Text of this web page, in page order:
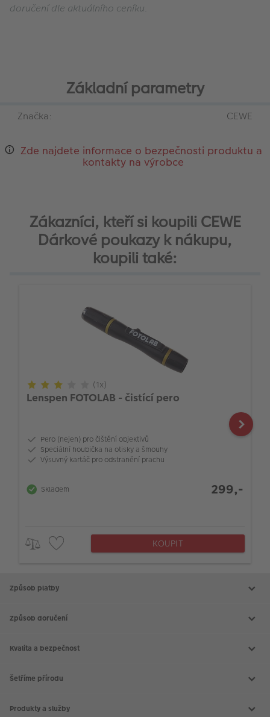
doručení dle aktuálního ceníku.
Základní parametry
Značka: CEWE
Zde najdete informace o bezpečnosti produktu a
kontakty na výrobce
Zákazníci, kteří si koupili CEWE
Dárkové poukazy k nákupu,
koupili také:
(1x)
Lenspen FOTOLAB - čistící pero
Pero (nejen) pro čištění objektivů
Speciální houbička na otisky a šmouhy
Výsuvný kartáč pro odstranění prachu
Skladem 299,-
KOUPIT
Způsob platby
Způsob doručení
Kvalita a bezpečnost
Šetříme přírodu
Produkty a služby